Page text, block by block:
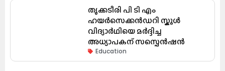
തൃക്കടീരി പി ടി എം
ഹയർസെക്കൻഡറി സ്കൂൾ
വിദ്യാർഥിയെ മർദ്ദിച്ച
അധ്യാപകന് സസ്പെൻഷൻ
Education